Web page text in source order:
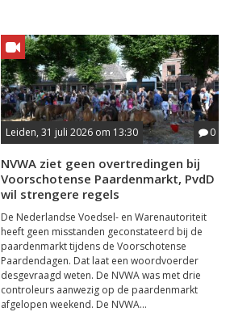
Leiden, 31 juli 2026 om 13:30 0
NVWA ziet geen overtredingen bij
Voorschotense Paardenmarkt, PvdD
wil strengere regels
De Nederlandse Voedsel- en Warenautoriteit
heeft geen misstanden geconstateerd bij de
paardenmarkt tijdens de Voorschotense
Paardendagen. Dat laat een woordvoerder
desgevraagd weten. De NVWA was met drie
controleurs aanwezig op de paardenmarkt
afgelopen weekend. De NVWA...